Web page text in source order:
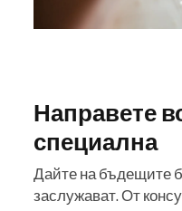
Направете
специална
Дайте на бъдещите
заслужават. От